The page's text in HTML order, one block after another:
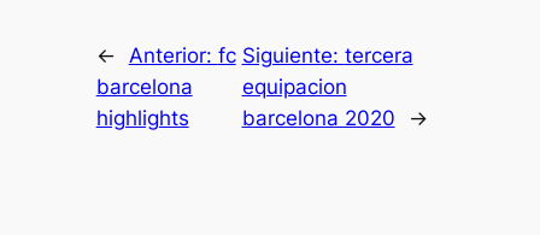
← Anterior: fc
barcelona
highlights
Siguiente: tercera
equipacion
barcelona 2020
→